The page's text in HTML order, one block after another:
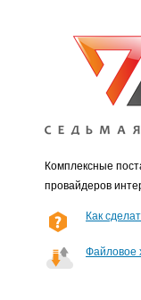
Комплексные
провайдеров
Как
Файловое